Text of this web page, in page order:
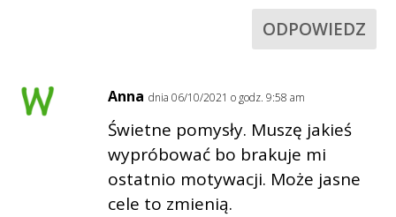
ODPOWIEDZ
Anna dnia 06/10/2021 o godz. 9:58 am
Świetne pomysły. Muszę jakieś
wypróbować bo brakuje mi
ostatnio motywacji. Może jasne
cele to zmienią.